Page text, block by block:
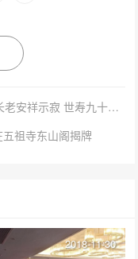
上一篇：讣告 | 博山正觉寺法主和尚能行长老安祥示寂 世寿九十二岁
五祖寺东山阁揭牌
2018-11-30